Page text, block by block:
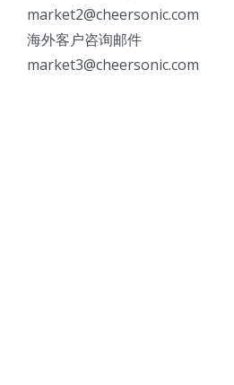
market2@cheersonic.com
海外客户咨询邮件
market3@cheersonic.com